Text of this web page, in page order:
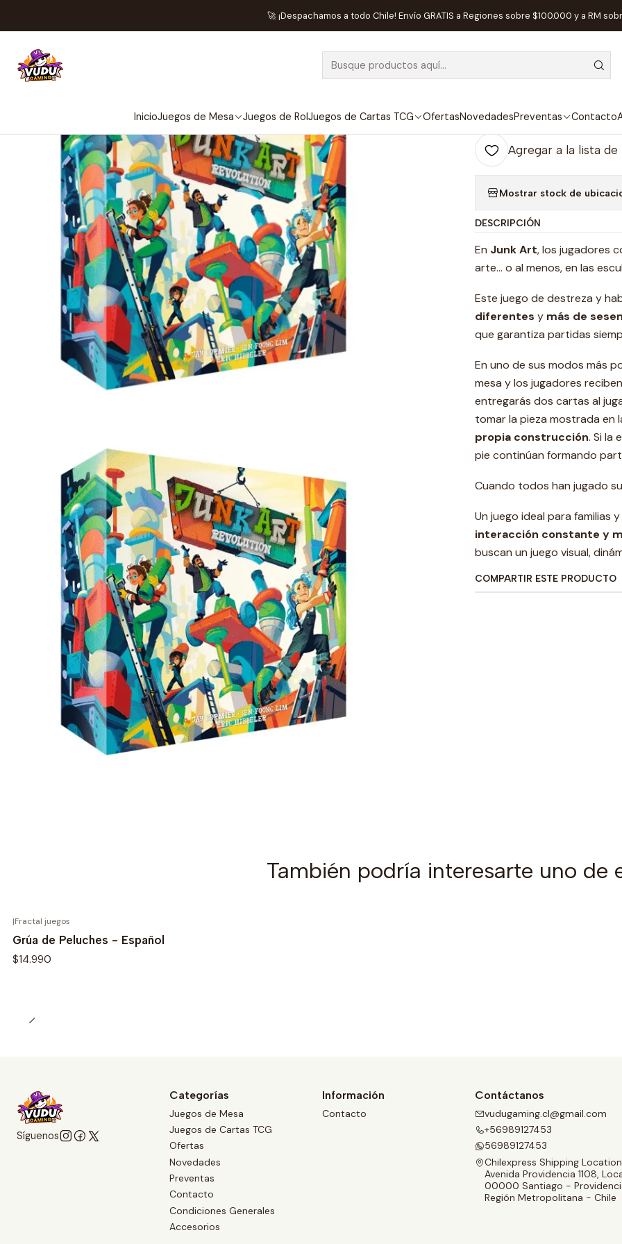
InicioJuegos de Mesa Juegos de RolJuegos de Cartas TCG OfertasNovedadesPreventas Contacto
🚀 ¡Despachamos a todo Chile! Envío GRATIS a Regiones sobre $100.000 y a RM
Inicio Juegos de Mesa Competitivos Junk Art Revolution -
Junk Art
Cantidad
Agregar a la lista
Mostrar stock de
DESCRIPCIÓN
En Junk Art, los jugadores
arte… o al menos, en las
Este juego de destreza y
diferentes y más de
que garantiza partidas
En uno de sus modos más
mesa y los jugadores
entregarás dos cartas al
tomar la pieza mostrada en
propia construcción. Si la
pie continúan formando
Cuando todos han jugado
Un juego ideal para familias
interacción constante y
buscan un juego visual,
COMPARTIR ESTE PRODUCTO
También podría interesarte uno de
|Fractal juegos
Grúa de Peluches - Español
$14.990
Síguenos
Categorías
Juegos de Mesa
Juegos de Cartas TCG
Ofertas
Novedades
Preventas
Contacto
Condiciones Generales
Accesorios
Información
Contacto
Contáctanos
vudugaming.cl@gmail.com
+56989127453
56989127453
Chilexpress Shipping Location
Avenida Providencia 1108,
00000 Santiago -
Región Metropolitana - Chile